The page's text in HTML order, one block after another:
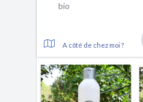
bio
A côté de chez moi ?